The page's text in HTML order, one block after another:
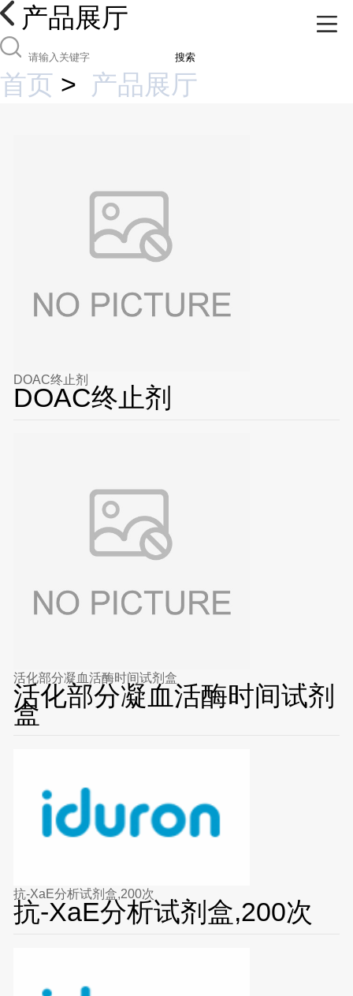
产品展厅
搜索
首页 > 产品展厅
DOAC终止剂
DOAC终止剂
活化部分凝血活酶时间试剂盒
活化部分凝血活酶时间试剂
盒
抗-XaE分析试剂盒,200次
抗-XaE分析试剂盒,200次